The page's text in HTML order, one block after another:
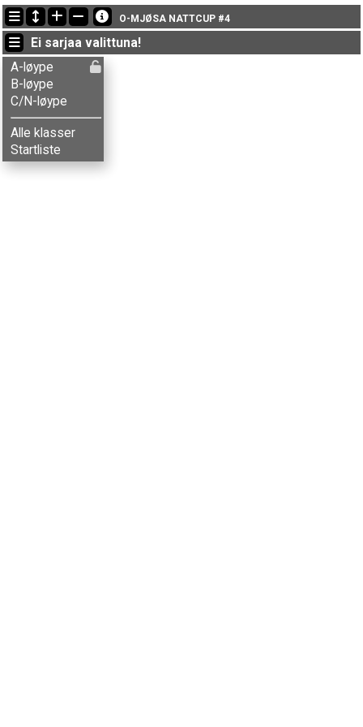
Viimeisimmät tulokset
18:55:37: Sonja Birkeland (C/N-løype) maalissa with status finished
18:19:00: Anna J. D-Hofseth (C/N-løype
18:17:51: Knut Helstad (B-løype) maalissa ajalla 33:39 (3)
O-MJØSA NATTCUP #4
Ei sarjaa valittuna!
A-løype
B-løype
C/N-løype
Alle klasser
Startliste